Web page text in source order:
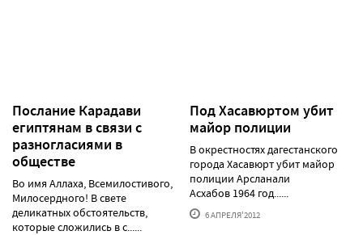
Послание Карадави
египтянам в связи с
разногласиями в
обществе
Во имя Аллаха, Всемилостивого,
Милосердного! В свете
деликатных обстоятельств,
которые сложились в с......
Под Хасавюртом убит
майор полиции
В окрестностях дагестанского
города Хасавюрт убит майор
полиции Арсланали
Асхабов 1964 год......
6 АПРЕЛЯ'2012